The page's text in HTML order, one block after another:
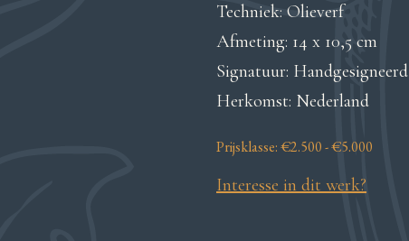
Techniek: Olieverf
Afmeting: 14 x 10,5 cm
Signatuur: Handgesigneerd
Herkomst: Nederland
Prijsklasse: €2.500 - €5.000
Interesse in dit werk?